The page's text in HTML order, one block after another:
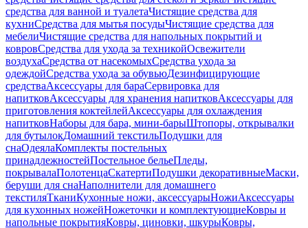
средства для ванной и туалетаЧистящие средства для
кухниСредства для мытья посудыЧистящие средства для
мебелиЧистящие средства для напольных покрытий и
ковровСредства для ухода за техникойОсвежители
воздухаСредства от насекомыхСредства ухода за
одеждойСредства ухода за обувьюДезинфицирующие
средстваАксессуары для бараСервировка для
напитковАксессуары для хранения напитковАксессуары для
приготовления коктейлейАксессуары для охлаждения
напитковНаборы для бара, мини-барыШтопоры, открывалки
для бутылокДомашний текстильПодушки для
снаОдеялаКомплекты постельных
принадлежностейПостельное бельеПледы,
покрывалаПолотенцаСкатертиПодушки декоративныеМаски,
беруши для снаНаполнители для домашнего
текстиляТканиКухонные ножи, аксессуарыНожиАксессуары
для кухонных ножейНожеточки и комплектующиеКовры и
напольные покрытияКовры, циновки, шкурыКовры,